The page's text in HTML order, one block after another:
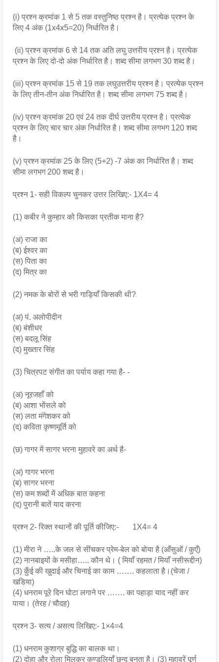
(i) प्रश्न क्रमांक 1 से 5 तक वस्तुनिष्ठ प्रश्न है। प्रत्येक प्रश्न के
लिए 4 अंक (1x4x5=20) निर्धारित है।
(ii) प्रश्न क्रमांक 6 से 14 तक अति लघु उत्तरीय प्रश्न है। प्रत्येक
प्रश्न के लिए दो-दो अंक निर्धारित है। शब्द सीमा लगभग 30 शब्द है।
(iii) प्रश्न क्रमांक 15 से 19 तक लघुउत्तरीय प्रश्न है। प्रत्येक प्रश्न
के लिए तीन-तीन अंक निर्धारित है। शब्द सीमा लगभग 75 शब्द है।
(iv) प्रश्न क्रमांक 20 एवं 24 तक दीर्घ उत्तरीय प्रश्न है। प्रत्येक
प्रश्न के लिए चार चार अंक निर्धारित है। शब्द सीमा लगभग 120 शब्द
है।
(v) प्रश्न क्रमांक 25 के लिए (5+2) -7 अंक का निर्धारित है। शब्द
सीमा लगभग 200 शब्द है।
प्रश्न 1- सही विकल्प चुनकर उत्तर लिखिए:- 1X4= 4
(1) कबीर ने कुम्हार को किसका प्रतीक माना है?
(अ) राजा का
(ब) ईश्वर का
(स) पिता का
(द) मित्र का
(2) नमक के बोरों से भरी गाड़ियाँ किसकी थी?
(अ) पं. अलोपीदीन
(ब) बंशीधर
(स) बदलू सिंह
(द) मुख्तार सिंह
(3) चित्रपट संगीत का पर्याय कहा गया है- -
(अ) नूरजहाँ को
(ब) आशा भोंसले को
(स) लता मंगेशकर को
(द) कविता कृष्णमूर्ति को
(छ) गागर में सागर भरना मुहावरे का अर्थ है-
(अ) गागर भरना
(ब) सागर भरना
(स) कम शब्दों में अधिक बात कहना
(द) पुरानी बातें याद करना
प्रश्न 2- रिक्त स्थानों की पूर्ति कीजिए:-       1X4= 4
(1) मीरा ने …..के जल से सींचकर प्रेम-बेल को बोया है (आँसुओं / कुएँ)
(2) नानबाइयों के मसीहा….. कौन थे। ( मियाँ रहमत / मियाँ नसीरूद्दीन)
(3) कुँई की खुदाई और चिनाई का काम ……. कहलाता है।(चेजा /
खडिया)
(4) धनराम पूरे दिन घोटा लगाने पर ……. का पहाड़ा याद नहीं कर
पाया। (तेरह / चौदह)
प्रश्न 3- सत्य / असत्य लिखिए:- 1×4=4
(1) धनराम कुशाग्र बुद्धि का बालक था।
(2) दोहा और रोला मिलकर कुण्डलियाँ छन्द बनता है। (3) मुहावरें पूर्ण